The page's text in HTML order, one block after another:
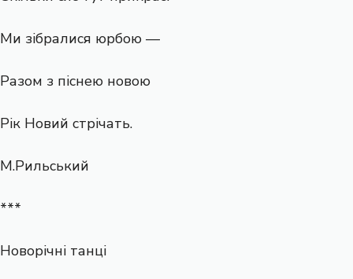
Ми зібралися юрбою —
Разом з піснею новою
Рік Новий стрічать.
М.Рильський
***
Новорічні танці